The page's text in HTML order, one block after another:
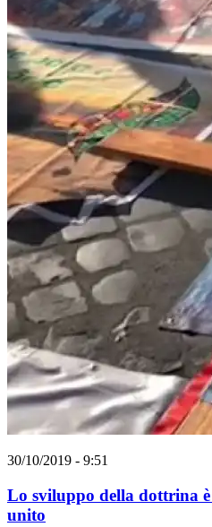
30/10/2019 - 9:51
Lo sviluppo della dottrina
unito